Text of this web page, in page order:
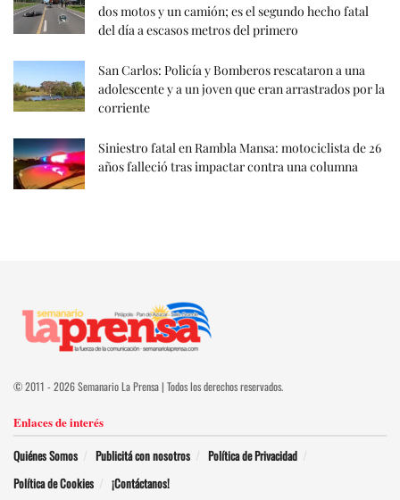
dos motos y un camión; es el segundo hecho fatal
del día a escasos metros del primero
San Carlos: Policía y Bomberos rescataron a una
adolescente y a un joven que eran arrastrados por la
corriente
Siniestro fatal en Rambla Mansa: motociclista de 26
años falleció tras impactar contra una columna
© 2011 - 2026 Semanario La Prensa | Todos los derechos reservados.
Enlaces de interés
Quiénes Somos Publicitá con nosotros
Política de Privacidad
Política de Cookies
¡Contáctanos!